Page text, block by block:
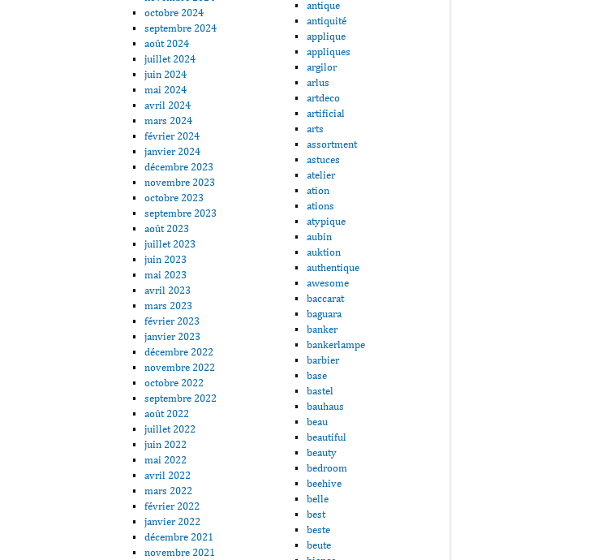
octobre 2024
septembre 2024
août 2024
juillet 2024
juin 2024
mai 2024
avril 2024
mars 2024
février 2024
janvier 2024
décembre 2023
novembre 2023
octobre 2023
septembre 2023
août 2023
juillet 2023
juin 2023
mai 2023
avril 2023
mars 2023
février 2023
janvier 2023
décembre 2022
novembre 2022
octobre 2022
septembre 2022
août 2022
juillet 2022
juin 2022
mai 2022
avril 2022
mars 2022
février 2022
janvier 2022
décembre 2021
novembre 2021
antique
antiquité
applique
appliques
argilor
arlus
artdeco
artificial
arts
assortment
astuces
atelier
ation
ations
atypique
aubin
auktion
authentique
awesome
baccarat
baguara
banker
bankerlampe
barbier
base
bastel
bauhaus
beau
beautiful
beauty
bedroom
beehive
belle
best
beste
beute